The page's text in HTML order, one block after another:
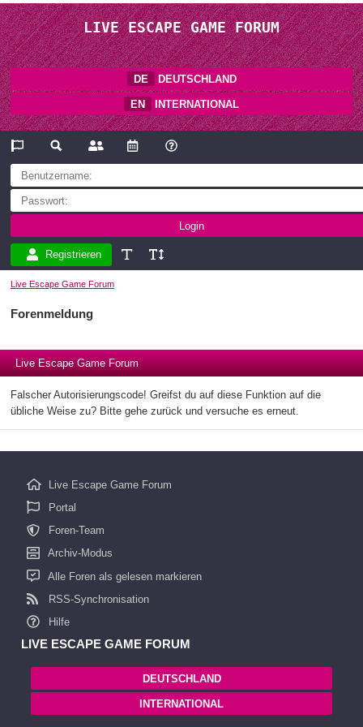
LIVE ESCAPE GAME FORUM
DE DEUTSCHLAND
EN INTERNATIONAL
Registrieren
Live Escape Game Forum
Forenmeldung
Live Escape Game Forum
Falscher Autorisierungscode! Greifst du auf diese Funktion auf die
übliche Weise zu? Bitte gehe zurück und versuche es erneut.
Live Escape Game Forum
Portal
Foren-Team
Archiv-Modus
Alle Foren als gelesen markieren
RSS-Synchronisation
Hilfe
LIVE ESCAPE GAME FORUM
DEUTSCHLAND
INTERNATIONAL